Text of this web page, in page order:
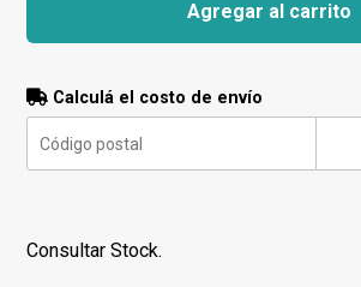
Agregar al carrito
Calculá el costo de envío
Consultar Stock.